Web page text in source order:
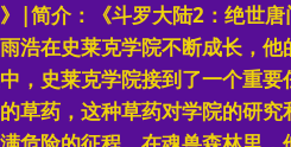
|简介：《斗罗大陆2：绝世
浩在史莱克学院不断成长，他
，史莱克学院接到了一个重
草药，这种草药对学院的研